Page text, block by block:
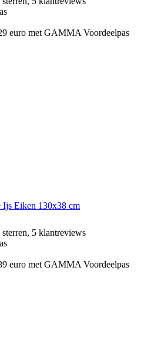
euro met GAMMA Voordeelpas
Ijs Eiken 130x38 cm
5 klantreviews
euro met GAMMA Voordeelpas